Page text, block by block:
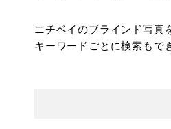
ニチベイのブラインド写真
キーワードごとに検索もで